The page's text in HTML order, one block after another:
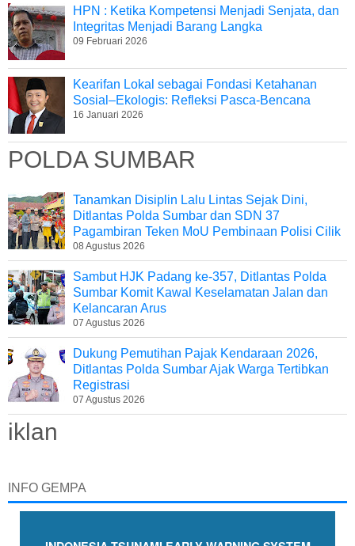
HPN : Ketika Kompetensi Menjadi Senjata, dan
Integritas Menjadi Barang Langka
09 Februari 2026
Kearifan Lokal sebagai Fondasi Ketahanan
Sosial–Ekologis: Refleksi Pasca-Bencana
16 Januari 2026
POLDA SUMBAR
Tanamkan Disiplin Lalu Lintas Sejak Dini,
Ditlantas Polda Sumbar dan SDN 37
Pagambiran Teken MoU Pembinaan Polisi Cilik
08 Agustus 2026
Sambut HJK Padang ke-357, Ditlantas Polda
Sumbar Komit Kawal Keselamatan Jalan dan
Kelancaran Arus
07 Agustus 2026
Dukung Pemutihan Pajak Kendaraan 2026,
Ditlantas Polda Sumbar Ajak Warga Tertibkan
Registrasi
07 Agustus 2026
iklan
INFO GEMPA